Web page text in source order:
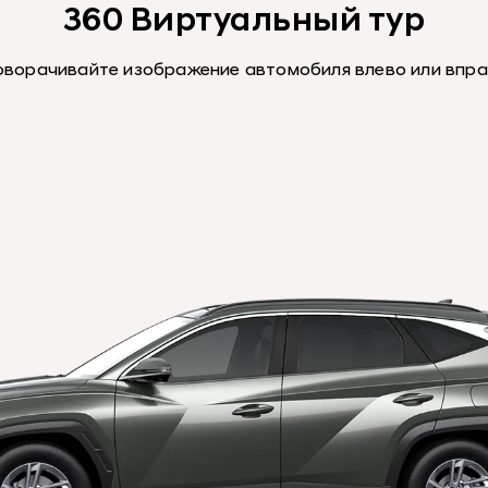
360 Виртуальный тур
изображение автомобиля влево или